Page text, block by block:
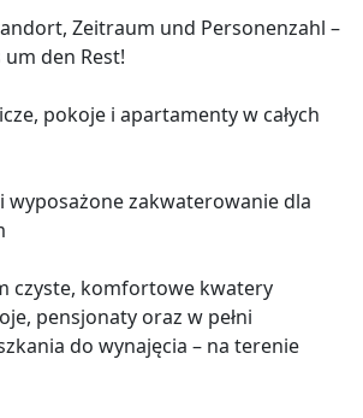
Zeitraum und Personenzahl –
den Rest!
pokoje i apartamenty w całych
wyposażone zakwaterowanie dla
czyste, komfortowe kwatery
pensjonaty oraz w pełni
do wynajęcia – na terenie